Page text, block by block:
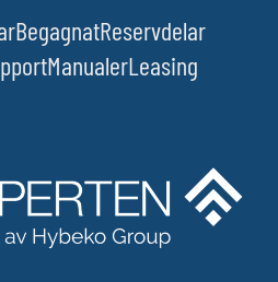
BegagnatReservdelar
ManualerLeasing